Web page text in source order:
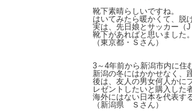
靴下素晴らしいですね。
はいてみたら暖かくて、脱
実は、先日娘とサッカー（
靴下があればと思いました
（東京都・Ｓさん）
3～4年前から新潟市内に住
新潟の冬にはかかせなく、
後は、友人の男女何人かに
レゼントしたいと購入した
海外にはない日本を代表す
（新潟県 Ｓさん）